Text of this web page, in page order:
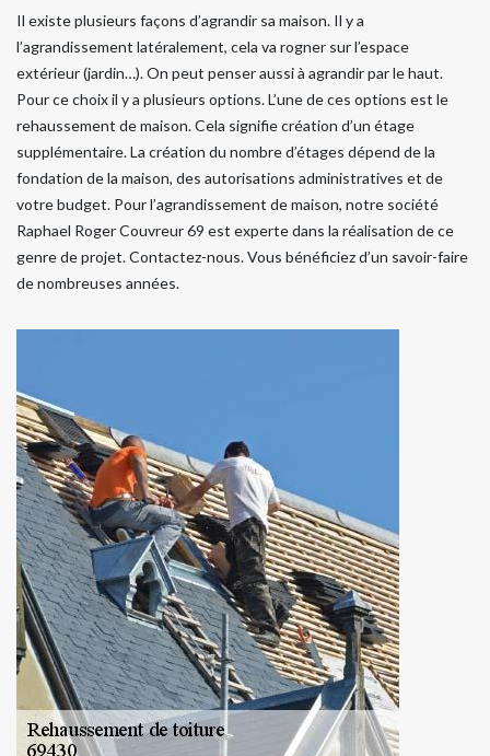
Il existe plusieurs façons d’agrandir sa maison. Il y a
l’agrandissement latéralement, cela va rogner sur l’espace
extérieur (jardin…). On peut penser aussi à agrandir par le haut.
Pour ce choix il y a plusieurs options. L’une de ces options est le
rehaussement de maison. Cela signifie création d’un étage
supplémentaire. La création du nombre d’étages dépend de la
fondation de la maison, des autorisations administratives et de
votre budget. Pour l’agrandissement de maison, notre société
Raphael Roger Couvreur 69 est experte dans la réalisation de ce
genre de projet. Contactez-nous. Vous bénéficiez d’un savoir-faire
de nombreuses années.